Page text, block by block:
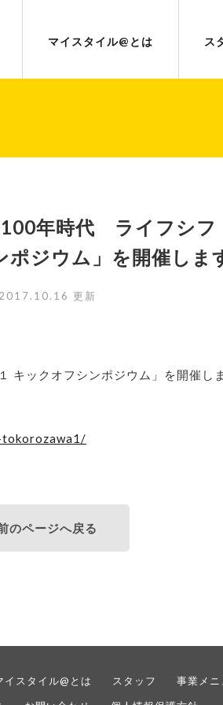
マイスタイル@とは ス
100年時代 ライフシ
ポジウム」を開催しま
2017.10.16 更新
ックオフシンポジウム」を開催しま
のページへ戻る
イスタイル@とは スタッフ 事業メニ